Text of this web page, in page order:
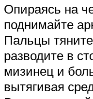
Опираясь на
поднимайте
Пальцы
разводите в
мизинец и
вытягивая